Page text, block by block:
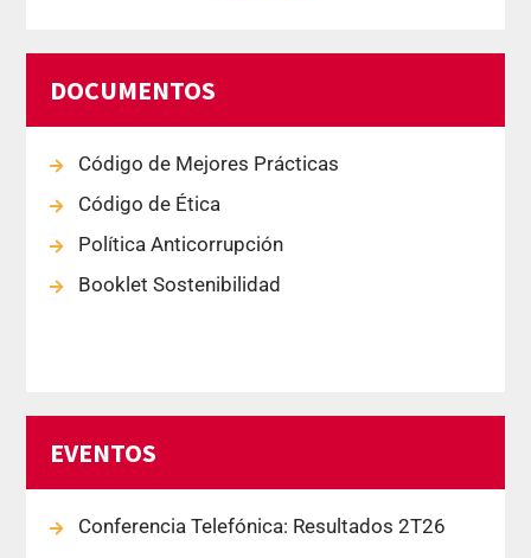
DOCUMENTOS
Código de Mejores Prácticas
Código de Ética
Política Anticorrupción
Booklet Sostenibilidad
EVENTOS
Conferencia Telefónica: Resultados 2T26